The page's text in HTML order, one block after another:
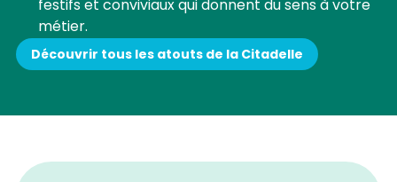
festifs et conviviaux qui donnent du sens à votre
métier.
Découvrir tous les atouts de la Citadelle